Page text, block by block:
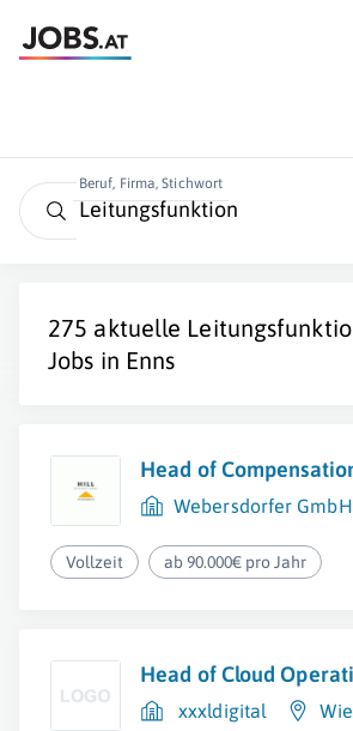
Beruf, Firma, Stichwort
275 aktuelle
Jobs in Enns
Head of
Webersdorfer GmbH
Vollzeit ab 90.000€ pro Jahr
Head of Cloud
xxxldigital